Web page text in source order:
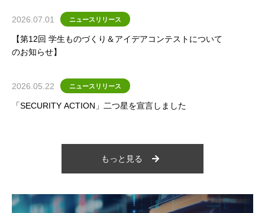
2026.07.01 ニュースリリース
【第12回 学生ものづくり＆アイデアコンテストについて
のお知らせ】
2026.05.22 ニュースリリース
「SECURITY ACTION」二つ星を宣言しました
もっと見る